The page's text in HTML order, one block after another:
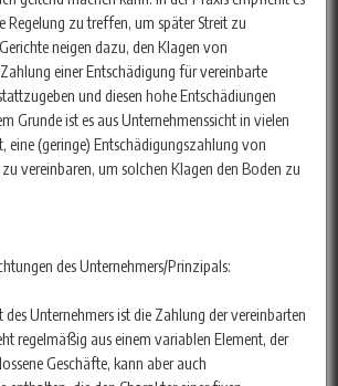
Regelung zu treffen, um später Streit zu
neigen dazu, den Klagen von
einer Entschädigung für vereinbarte
und diesen hohe Entschädiungen
Grunde ist es aus Unternehmenssicht in vielen
eine (geringe) Entschädigungszahlung von
vereinbaren, um solchen Klagen den Boden zu
des Unternehmers/Prinzipals:
Unternehmers ist die Zahlung der vereinbarten
regelmäßig aus einem variablen Element, der
Geschäfte, kann aber auch